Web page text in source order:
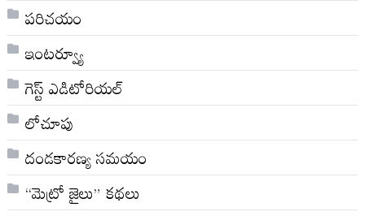
పరిచయం
ఇంటర్వ్యూ
గెస్ట్ ఎడిటోరియల్
లోచూపు
దండకారణ్య సమయం
“మెట్రో జైలు” కథలు